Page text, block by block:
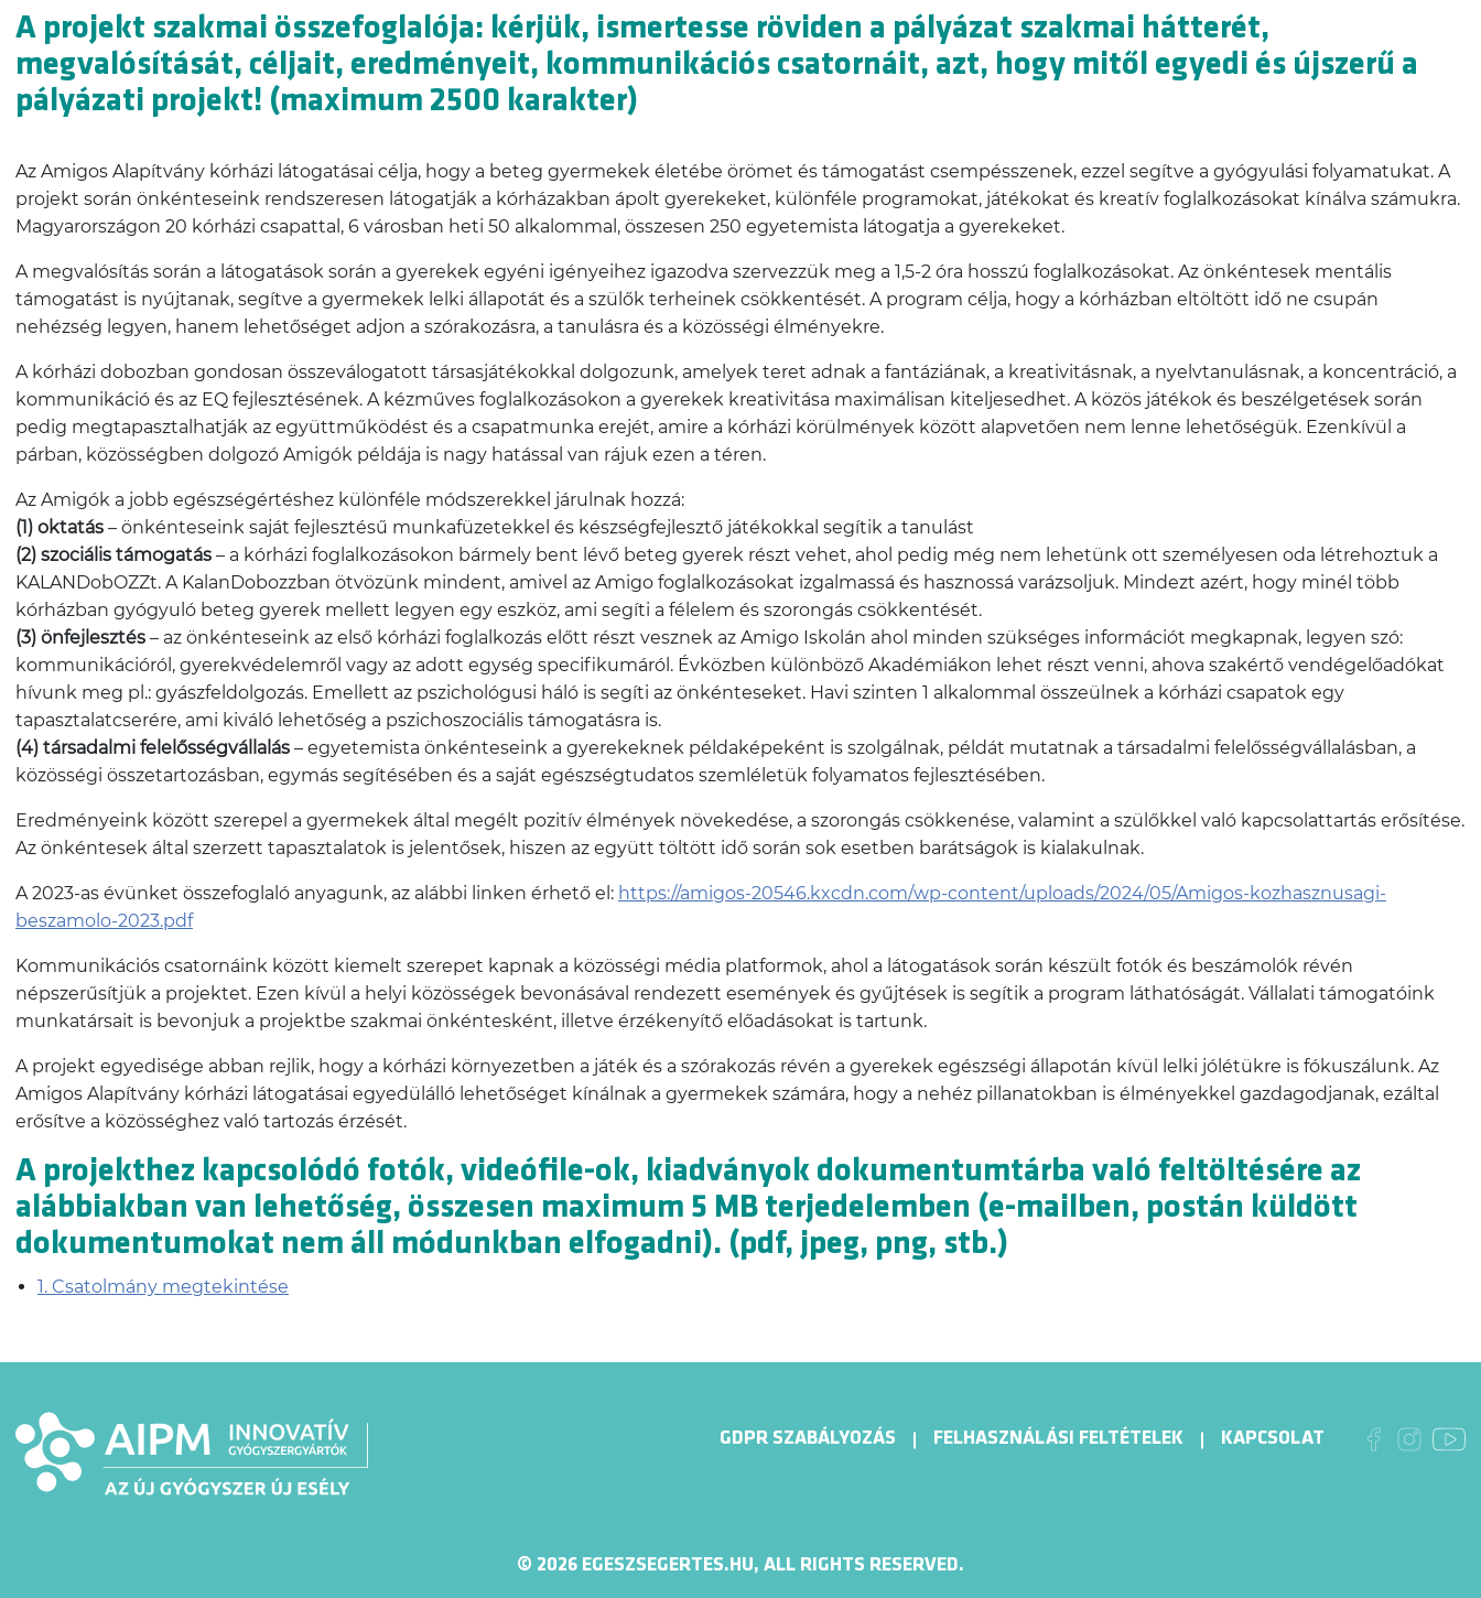
A projekt szakmai összefoglalója: kérjük, ismertesse röviden a pályázat szakmai hátterét,
megvalósítását, céljait, eredményeit, kommunikációs csatornáit, azt, hogy mitől egyedi és újszerű a
pályázati projekt! (maximum 2500 karakter)
Az Amigos Alapítvány kórházi látogatásai célja, hogy a beteg gyermekek életébe örömet és támogatást csempésszenek, ezzel segítve a gyógyulási folyamatukat. A
projekt során önkénteseink rendszeresen látogatják a kórházakban ápolt gyerekeket, különféle programokat, játékokat és kreatív foglalkozásokat kínálva számukra.
Magyarországon 20 kórházi csapattal, 6 városban heti 50 alkalommal, összesen 250 egyetemista látogatja a gyerekeket.
A megvalósítás során a látogatások során a gyerekek egyéni igényeihez igazodva szervezzük meg a 1,5-2 óra hosszú foglalkozásokat. Az önkéntesek mentális
támogatást is nyújtanak, segítve a gyermekek lelki állapotát és a szülők terheinek csökkentését. A program célja, hogy a kórházban eltöltött idő ne csupán
nehézség legyen, hanem lehetőséget adjon a szórakozásra, a tanulásra és a közösségi élményekre.
A kórházi dobozban gondosan összeválogatott társasjátékokkal dolgozunk, amelyek teret adnak a fantáziának, a kreativitásnak, a nyelvtanulásnak, a koncentráció, a
kommunikáció és az EQ fejlesztésének. A kézműves foglalkozásokon a gyerekek kreativitása maximálisan kiteljesedhet. A közös játékok és beszélgetések során
pedig megtapasztalhatják az együttműködést és a csapatmunka erejét, amire a kórházi körülmények között alapvetően nem lenne lehetőségük. Ezenkívül a
párban, közösségben dolgozó Amigók példája is nagy hatással van rájuk ezen a téren.
Az Amigók a jobb egészségértéshez különféle módszerekkel járulnak hozzá:
(1) oktatás – önkénteseink saját fejlesztésű munkafüzetekkel és készségfejlesztő játékokkal segítik a tanulást
(2) szociális támogatás – a kórházi foglalkozásokon bármely bent lévő beteg gyerek részt vehet, ahol pedig még nem lehetünk ott személyesen oda létrehoztuk a
KALANDobOZZt. A KalanDobozzban ötvözünk mindent, amivel az Amigo foglalkozásokat izgalmassá és hasznossá varázsoljuk. Mindezt azért, hogy minél több
kórházban gyógyuló beteg gyerek mellett legyen egy eszköz, ami segíti a félelem és szorongás csökkentését.
(3) önfejlesztés – az önkénteseink az első kórházi foglalkozás előtt részt vesznek az Amigo Iskolán ahol minden szükséges információt megkapnak, legyen szó:
kommunikációról, gyerekvédelemről vagy az adott egység specifikumáról. Évközben különböző Akadémiákon lehet részt venni, ahova szakértő vendégelőadókat
hívunk meg pl.: gyászfeldolgozás. Emellett az pszichológusi háló is segíti az önkénteseket. Havi szinten 1 alkalommal összeülnek a kórházi csapatok egy
tapasztalatcserére, ami kiváló lehetőség a pszichoszociális támogatásra is.
(4) társadalmi felelősségvállalás – egyetemista önkénteseink a gyerekeknek példaképeként is szolgálnak, példát mutatnak a társadalmi felelősségvállalásban, a
közösségi összetartozásban, egymás segítésében és a saját egészségtudatos szemléletük folyamatos fejlesztésében.
Eredményeink között szerepel a gyermekek által megélt pozitív élmények növekedése, a szorongás csökkenése, valamint a szülőkkel való kapcsolattartás erősítése.
Az önkéntesek által szerzett tapasztalatok is jelentősek, hiszen az együtt töltött idő során sok esetben barátságok is kialakulnak.
A 2023-as évünket összefoglaló anyagunk, az alábbi linken érhető el: https://amigos-20546.kxcdn.com/wp-content/uploads/2024/05/Amigos-kozhasznusagi-
beszamolo-2023.pdf
Kommunikációs csatornáink között kiemelt szerepet kapnak a közösségi média platformok, ahol a látogatások során készült fotók és beszámolók révén
népszerűsítjük a projektet. Ezen kívül a helyi közösségek bevonásával rendezett események és gyűjtések is segítik a program láthatóságát. Vállalati támogatóink
munkatársait is bevonjuk a projektbe szakmai önkéntesként, illetve érzékenyítő előadásokat is tartunk.
A projekt egyedisége abban rejlik, hogy a kórházi környezetben a játék és a szórakozás révén a gyerekek egészségi állapotán kívül lelki jólétükre is fókuszálunk. Az
Amigos Alapítvány kórházi látogatásai egyedülálló lehetőséget kínálnak a gyermekek számára, hogy a nehéz pillanatokban is élményekkel gazdagodjanak, ezáltal
erősítve a közösséghez való tartozás érzését.
A projekthez kapcsolódó fotók, videófile-ok, kiadványok dokumentumtárba való feltöltésére az
alábbiakban van lehetőség, összesen maximum 5 MB terjedelemben (e-mailben, postán küldött
dokumentumokat nem áll módunkban elfogadni). (pdf, jpeg, png, stb.)
1. Csatolmány megtekintése
GDPR SZABÁLYOZÁS FELHASZNÁLÁSI FELTÉTELEK KAPCSOLAT
© 2026 EGESZSEGERTES.HU, ALL RIGHTS RESERVED.